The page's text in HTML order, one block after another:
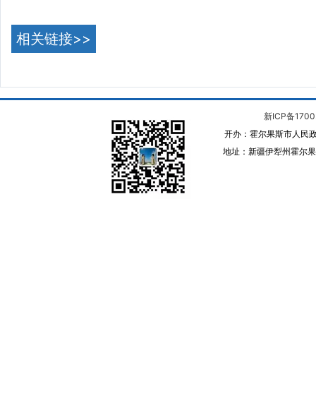
相关链接>>
新ICP备
开办：霍尔果斯市人民
地址：新疆伊犁州霍